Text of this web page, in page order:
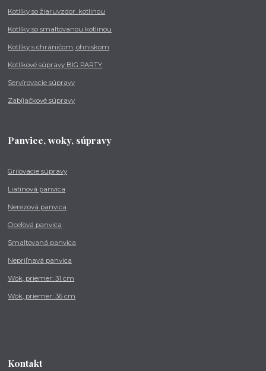
Kotlíky so žiaruvzdor. kotlinou
Kotlíky so smaltovanou kotlinou
Kotlíky s chráničom, ohniskom
Kotlíkové súpravy BIG PARTY
Servírovacie súpravy
Zabíjačkové súpravy
Panvice, woky, súpravy
Grilovacie súpravy
Liatinová panvica
Nerezová panvica
Oceľová panvica
Smaltovaná panvica
Nepriľnavá panvica
Wok, priemer: 31 cm
Wok, priemer: 36 cm
Kontakt